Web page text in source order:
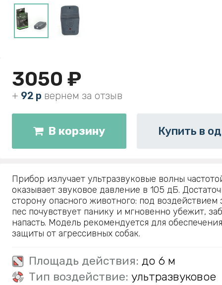
3050 ₽
+ 92 р вернем за отзыв
В корзину Купить в
Прибор излучает ультразвуковые волны
оказывает звуковое давление в 105 дБ.
сторону опасного животного: под воздействием
пес почувствует панику и мгновенно убежит,
напасть. Модель рекомендуется для
защиты от агрессивных собак.
Площадь действия: до 6 м
Тип воздействие: ультразвуковое